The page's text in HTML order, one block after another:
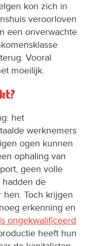
kon zich in
veroorloven
een onverwachte
Vooral
moeilijk.
het
werknemers
ogen kunnen
ophaling van
geen volle
hadden de
Toch krijgen
erkenning en
ongekwalificeerd
heeft hun